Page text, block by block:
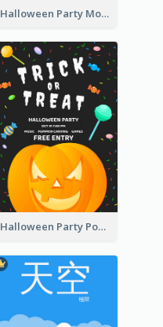
Halloween Party Moon Photo Poster
Halloween Party Poster